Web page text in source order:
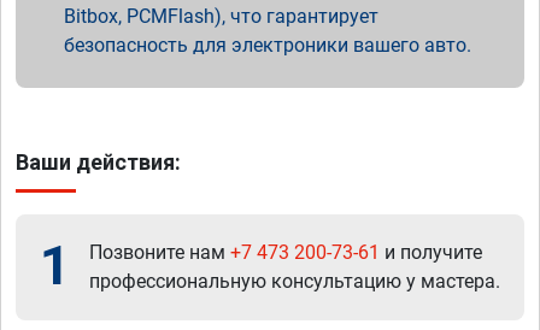
Bitbox, PCMFlash), что гарантирует
безопасность для электроники вашего авто.
Ваши действия:
1 Позвоните нам +7 473 200-73-61 и получите
профессиональную консультацию у мастера.